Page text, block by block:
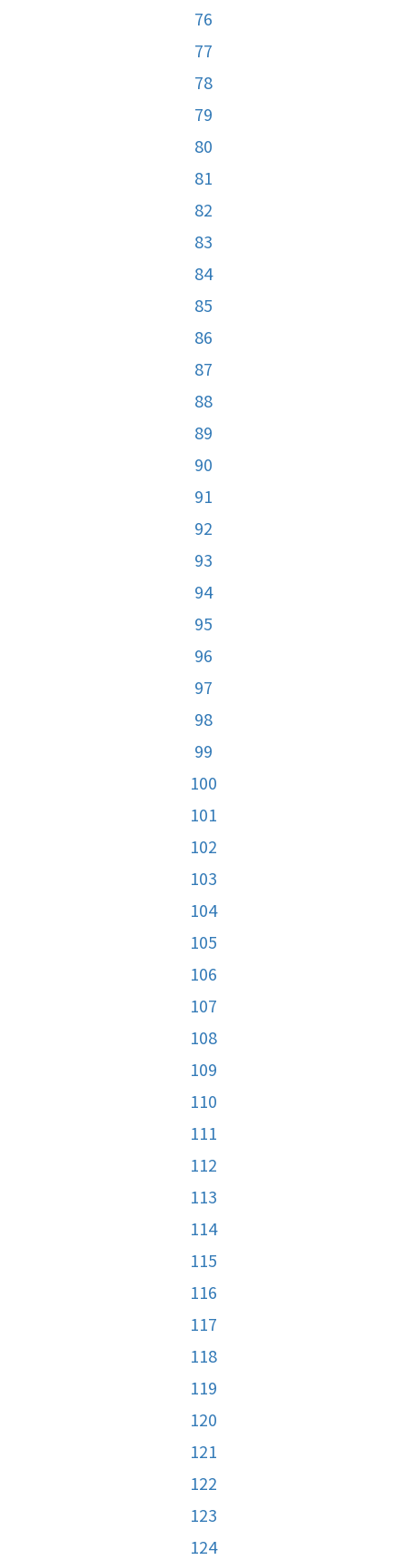
76
77
78
79
80
81
82
83
84
85
86
87
88
89
90
91
92
93
94
95
96
97
98
99
100
101
102
103
104
105
106
107
108
109
110
111
112
113
114
115
116
117
118
119
120
121
122
123
124